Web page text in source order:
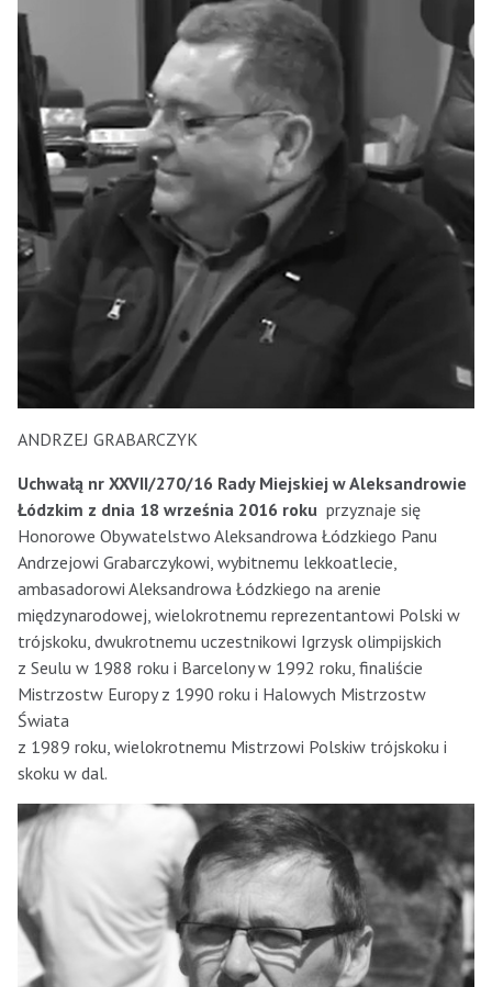
ANDRZEJ GRABARCZYK
Uchwałą nr XXVII/270/16 Rady Miejskiej w Aleksandrowie
Łódzkim z dnia 18 września 2016 roku przyznaje się
Honorowe Obywatelstwo Aleksandrowa Łódzkiego Panu
Andrzejowi Grabarczykowi, wybitnemu lekkoatlecie,
ambasadorowi Aleksandrowa Łódzkiego na arenie
międzynarodowej, wielokrotnemu reprezentantowi Polski w
trójskoku, dwukrotnemu uczestnikowi Igrzysk olimpijskich
z Seulu w 1988 roku i Barcelony w 1992 roku, finaliście
Mistrzostw Europy z 1990 roku i Halowych Mistrzostw
Świata
z 1989 roku, wielokrotnemu Mistrzowi Polskiw trójskoku i
skoku w dal.